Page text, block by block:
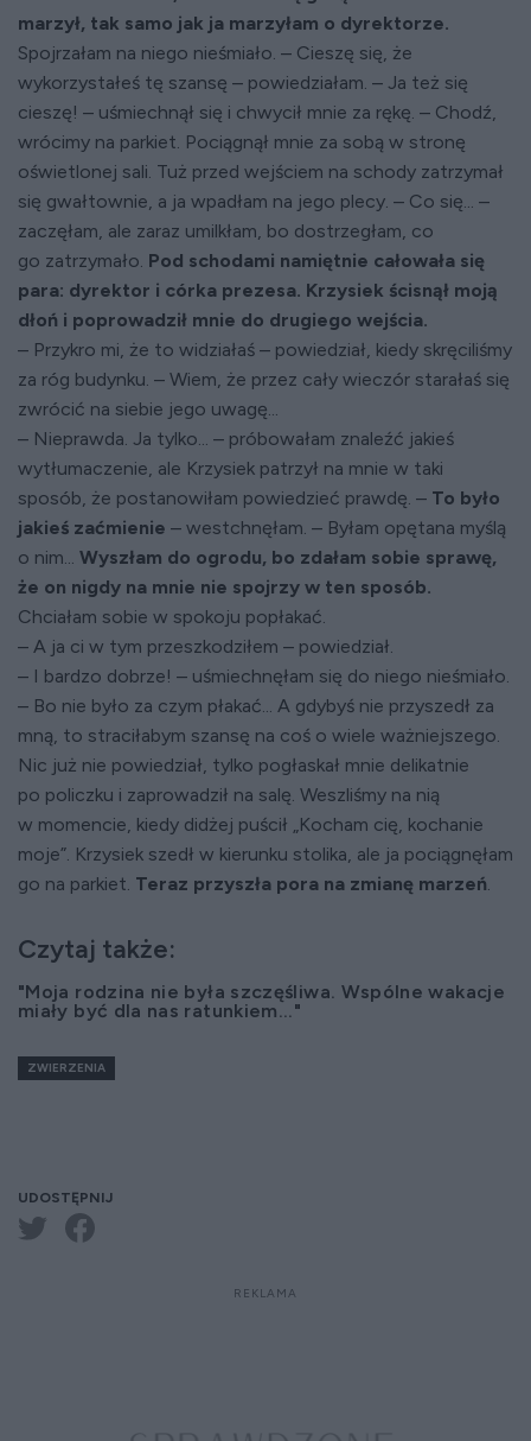
marzył, tak samo jak ja marzyłam o dyrektorze.
Spojrzałam na niego nieśmiało. – Cieszę się, że
wykorzystałeś tę szansę – powiedziałam. – Ja też się
cieszę! – uśmiechnął się i chwycił mnie za rękę. – Chodź,
wrócimy na parkiet. Pociągnął mnie za sobą w stronę
oświetlonej sali. Tuż przed wejściem na schody zatrzymał
się gwałtownie, a ja wpadłam na jego plecy. – Co się... –
zaczęłam, ale zaraz umilkłam, bo dostrzegłam, co
go zatrzymało. Pod schodami namiętnie całowała się
para: dyrektor i córka prezesa. Krzysiek ścisnął moją
dłoń i poprowadził mnie do drugiego wejścia.
– Przykro mi, że to widziałaś – powiedział, kiedy skręciliśmy
za róg budynku. – Wiem, że przez cały wieczór starałaś się
zwrócić na siebie jego uwagę...
– Nieprawda. Ja tylko... – próbowałam znaleźć jakieś
wytłumaczenie, ale Krzysiek patrzył na mnie w taki
sposób, że postanowiłam powiedzieć prawdę. – To było
jakieś zaćmienie – westchnęłam. – Byłam opętana myślą
o nim... Wyszłam do ogrodu, bo zdałam sobie sprawę,
że on nigdy na mnie nie spojrzy w ten sposób.
Chciałam sobie w spokoju popłakać.
– A ja ci w tym przeszkodziłem – powiedział.
– I bardzo dobrze! – uśmiechnęłam się do niego nieśmiało.
– Bo nie było za czym płakać... A gdybyś nie przyszedł za
mną, to straciłabym szansę na coś o wiele ważniejszego.
Nic już nie powiedział, tylko pogłaskał mnie delikatnie
po policzku i zaprowadził na salę. Weszliśmy na nią
w momencie, kiedy didżej puścił „Kocham cię, kochanie
moje”. Krzysiek szedł w kierunku stolika, ale ja pociągnęłam
go na parkiet. Teraz przyszła pora na zmianę marzeń.
Czytaj także:
"Moja rodzina nie była szczęśliwa. Wspólne wakacje
miały być dla nas ratunkiem..."
ZWIERZENIA
UDOSTĘPNIJ